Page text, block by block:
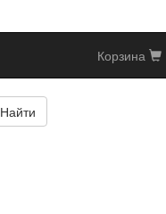
Корзина
Найти